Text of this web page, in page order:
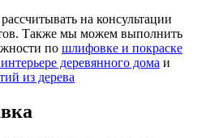
на консультации
Также мы можем выполнить
по шлифовке и покраске
деревянного дома и
из дерева